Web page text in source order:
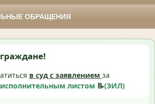
ОБРАЩЕНИЯ
в суд с заявлением за
листом 📝(ЭИЛ)